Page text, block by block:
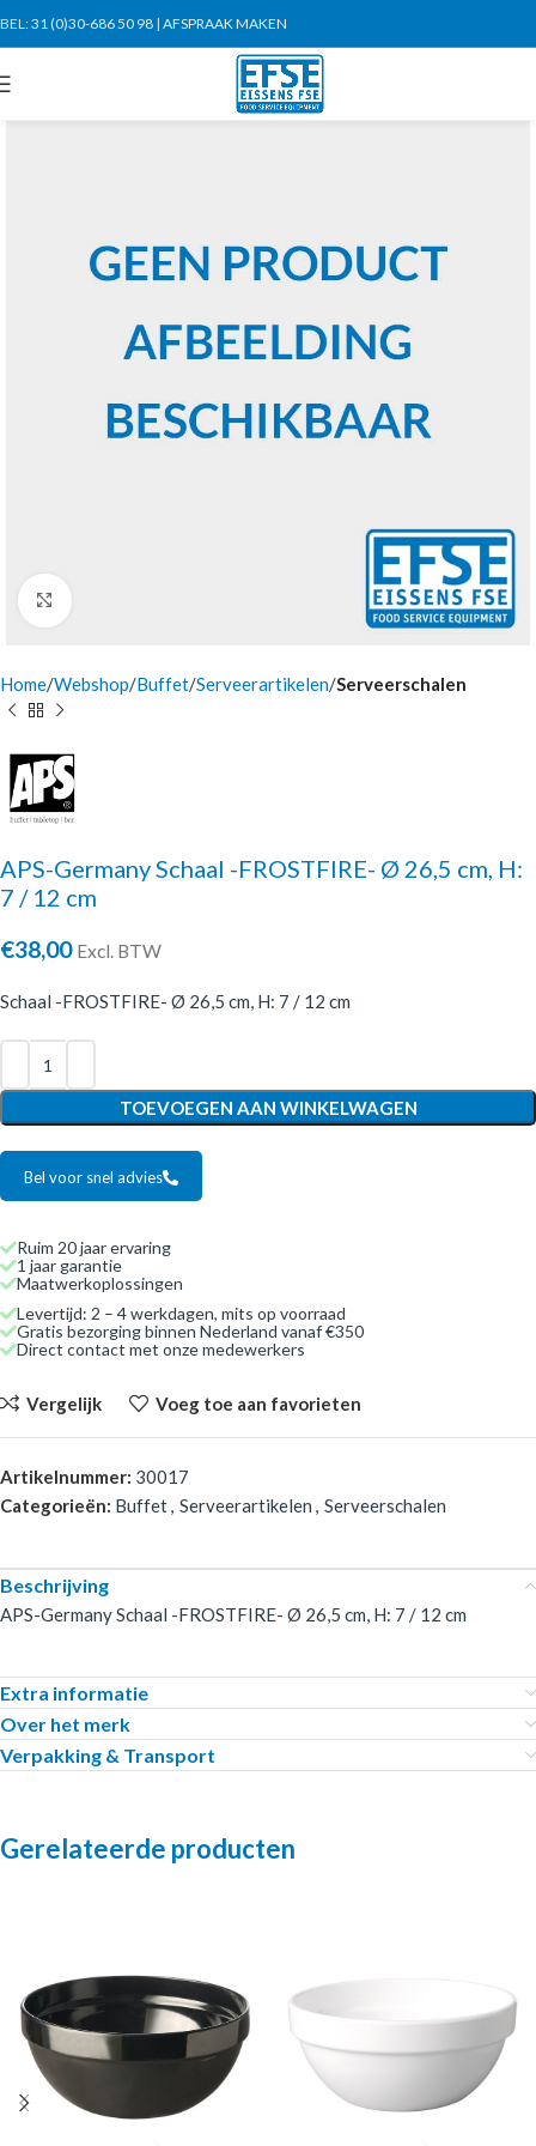
BEL:31 (0)30-686 50 98 | AFSPRAAK MAKEN
Home Webshop Buffet Serveerartikelen Serveerschalen
APS-Germany Schaal -FROSTFIRE- Ø 26,5 cm, H:
7 / 12 cm
€38,00 Excl. BTW
Schaal -FROSTFIRE- Ø 26,5 cm, H: 7 / 12 cm
TOEVOEGEN AAN WINKELWAGEN
Bel voor snel advies
Ruim 20 jaar ervaring
1 jaar garantie
Maatwerkoplossingen
Levertijd: 2 – 4 werkdagen, mits op voorraad
Gratis bezorging binnen Nederland vanaf €350
Direct contact met onze medewerkers
Vergelijk Voeg toe aan favorieten
Artikelnummer: 30017
Categorieën: Buffet, Serveerartikelen , Serveerschalen
Beschrijving
APS-Germany Schaal -FROSTFIRE- Ø 26,5 cm, H: 7 / 12 cm
Extra informatie
Over het merk
Verpakking & Transport
Gerelateerde producten